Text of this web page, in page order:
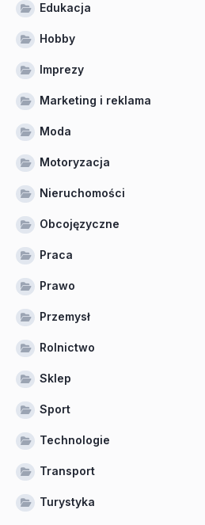
Edukacja
Hobby
Imprezy
Marketing i reklama
Moda
Motoryzacja
Nieruchomości
Obcojęzyczne
Praca
Prawo
Przemysł
Rolnictwo
Sklep
Sport
Technologie
Transport
Turystyka